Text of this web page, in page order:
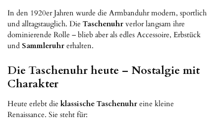
In den 1920er Jahren wurde die Armbanduhr modern, sportlich
und alltagstauglich. Die Taschenuhr verlor langsam ihre
dominierende Rolle – blieb aber als edles Accessoire, Erbstück
und Sammleruhr erhalten.
Die Taschenuhr heute – Nostalgie mit
Charakter
Heute erlebt die klassische Taschenuhr eine kleine
Renaissance. Sie steht für: